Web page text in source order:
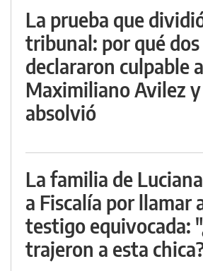
La prueba que
tribunal: por qué dos
declararon culpable a
Maximiliano Avilez
absolvió
La familia de
a Fiscalía por llamar
testigo equivocada:
trajeron a esta